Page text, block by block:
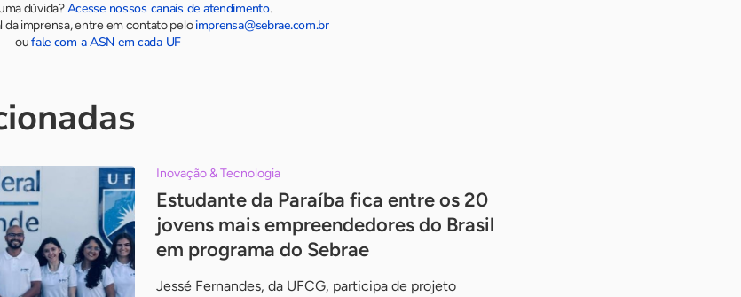
dúvida?Acesse nossos canais de atendimento.
da imprensa, entre em contato peloimprensa@sebrae.com.br
oufale com a ASN em cada UF
Inovação & Tecnologia
Estudante da Paraíba fica entre os 20
jovens mais empreendedores do Brasil
em programa do Sebrae
Jessé Fernandes, da UFCG, participa de projeto